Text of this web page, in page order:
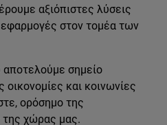
αξιόπιστες λύσεις
στον τομέα των
σημείο
οικονομίες και κοινωνίες
ορόσημο της
της χώρας μας.